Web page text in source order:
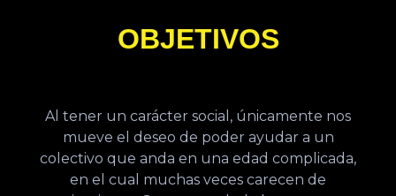
OBJETIVOS
Al tener un carácter social, únicamente nos
mueve el deseo de poder ayudar a un
colectivo que anda en una edad complicada,
en el cual muchas veces carecen de